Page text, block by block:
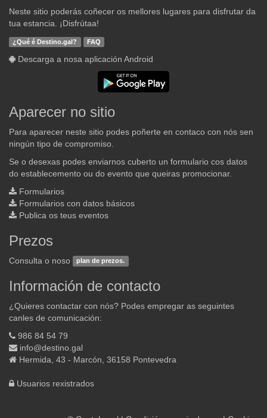
Neste sitio poderás coñecer os mellores lugares para disfrutar da
tua estancia. ¡Disfrútaa!
¿Qué é Destino.gal? FAQ
Descarga a nosa aplicación Android
Aparecer no sitio
Para aparecer neste sitio podes poñerte en contaco con nós sen
ningún tipo de compromiso.
Se o desexas podes enviarnos cuberto un formulario cos datos
do establecemento ou do evento que queiras promocionar.
Formularios
Formularios con datos básicos
Publica os teus eventos
Prezos
Consulta o noso plan de prezos.
Información de contacto
¿Quieres contactar con nós? Podes empregar as seguintes
canles de comunicación:
986 84 54 79
info@destino.gal
Hermida, 43 - Marcón, 36158 Pontevedra
Usuarios rexistrados